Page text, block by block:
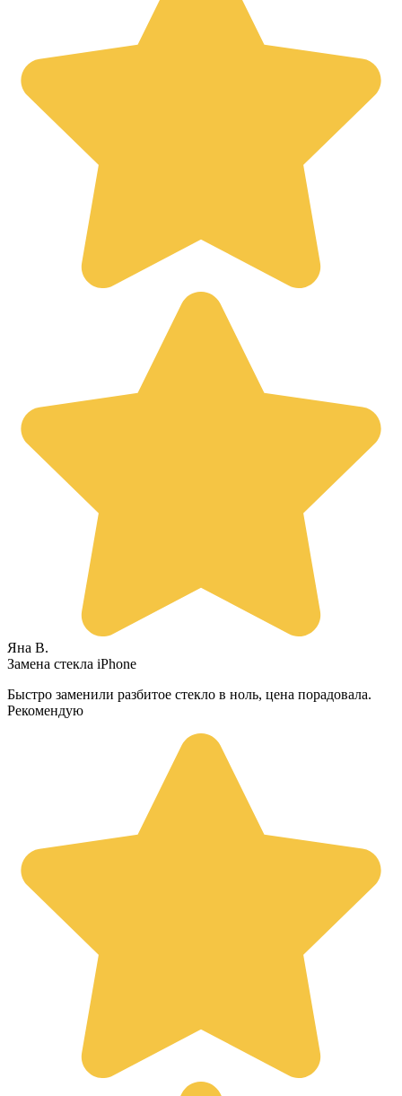
Яна В.
Замена стекла iPhone
Быстро заменили разбитое стекло в ноль, цена порадовала.
Рекомендую